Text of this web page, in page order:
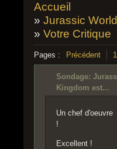
Accueil
» Jurassic
» Votre Critique
Pages : Précédent 1
Sondage:
Kingdom est...
Un chef d'oeuvre
!
Excellent !